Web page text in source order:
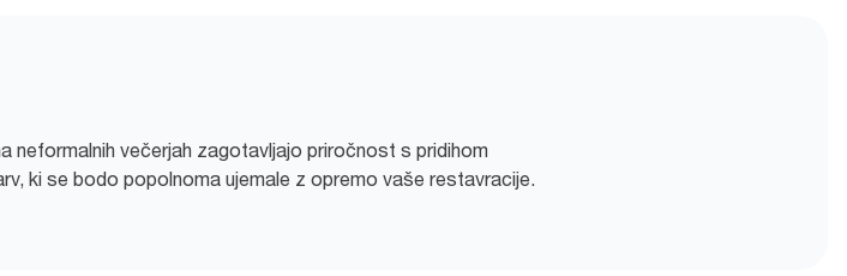
neformalnih večerjah zagotavljajo priročnost s pridihom
ki se bodo popolnoma ujemale z opremo vaše restavracije.